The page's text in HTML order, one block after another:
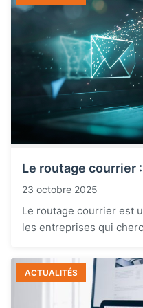
Le routage courrier
23 octobre 2025
Le routage courrier est
les entreprises qui
ACTUALITÉS